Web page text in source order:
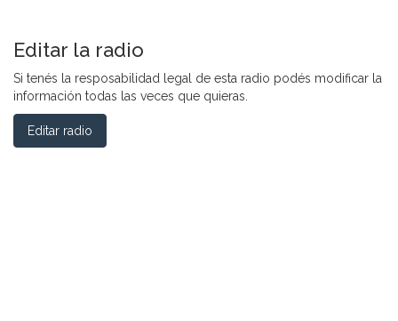
Editar la radio
Si tenés la resposabilidad legal de esta radio podés modificar la
información todas las veces que quieras.
Editar radio